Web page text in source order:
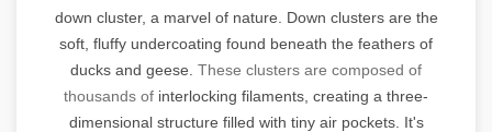
down cluster, a marvel of nature. Down clusters are the
soft, fluffy undercoating found beneath the feathers of
ducks and geese. These clusters are composed of
thousands of interlocking filaments, creating a three-
dimensional structure filled with tiny air pockets. It's